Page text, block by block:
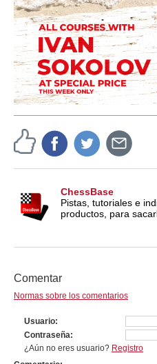
ChessBase
Pistas, tutoriales e
productos, para
Comentar
Normas sobre los comentarios
Usuario
Contraseña
¿Aún no eres usuario? Registro